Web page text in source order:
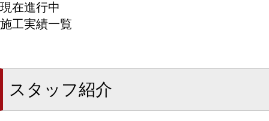
現在進行中
施工実績一覧
スタッフ紹介